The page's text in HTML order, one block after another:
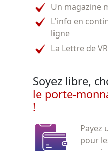
Un magazine
L'info en
ligne
La Lettre de
Soyez libre,
le porte-
!
Payez
pour